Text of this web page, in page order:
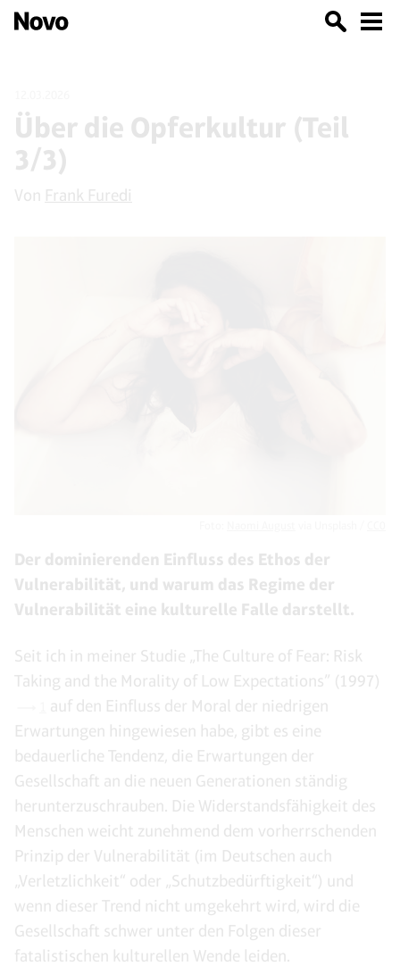
Über die Opferkultur (Teil
3/3)
Von Frank Furedi
Der dominierenden Einfluss des Ethos der
Vulnerabilität, und warum das Regime der
Vulnerabilität eine kulturelle Falle darstellt.
Seit ich in meiner Studie „The Culture of Fear: Risk
Taking and the Morality of Low Expectations” (1997)
auf den Einfluss der Moral der niedrigen
Erwartungen hingewiesen habe, gibt es eine
bedauerliche Tendenz, die Erwartungen der
Gesellschaft an die neuen Generationen ständig
herunterzuschrauben. Die Widerstandsfähigkeit des
Menschen weicht zunehmend dem vorherrschenden
Prinzip der Vulnerabilität (im Deutschen auch
„Verletzlichkeit“ oder „Schutzbedürftigkeit“) und
wenn dieser Trend nicht umgekehrt wird, wird die
Gesellschaft schwer unter den Folgen dieser
fatalistischen kulturellen Wende leiden.